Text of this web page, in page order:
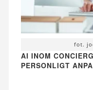
fot.
AI INOM
PERSONLIGT